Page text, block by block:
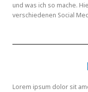
und was ich so mache.
verschiedenen Social
Lorem ipsum dolor sit